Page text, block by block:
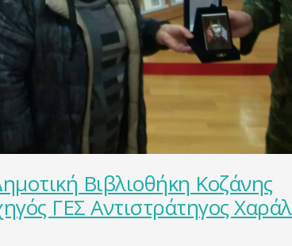
Βιβλιοθήκη Κοζάνης
ΓΕΣ Αντιστράτηγος